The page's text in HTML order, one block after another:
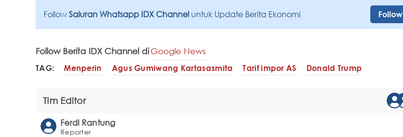
Follow Saluran Whatsapp IDX Channel untuk Update Berita Ekonomi Follow
Follow Berita IDX Channel diGoogle News
TAG: Menperin Agus Gumiwang Kartasasmita Tarif impor AS Donald Trump
Tim Editor
Ferdi Rantung
Reporter